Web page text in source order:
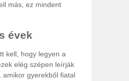
más, ez mindent
évek
kell, hogy legyen a
elég szépen leírják
amikor gyerekből fiatal